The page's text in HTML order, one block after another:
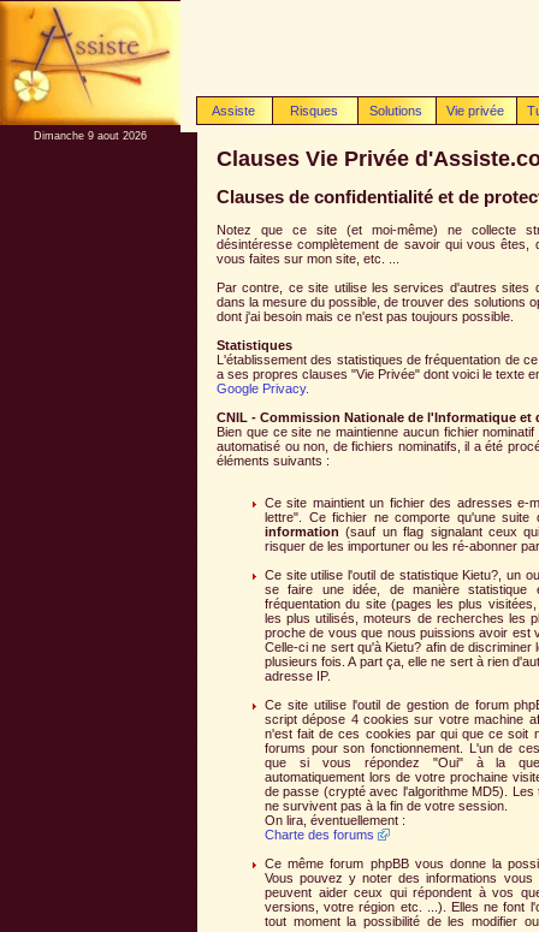
Assiste Risques Solutions Vie privée
Dimanche 9 aout 2026
Clauses Vie Privée
Clauses de confidentialité et de
Notez que ce site (et moi-même) ne collecte
désintéresse complètement de savoir qui vous
vous faites sur mon site, etc. ...
Par contre, ce site utilise les services d'autres sites
dans la mesure du possible, de trouver des solutions
dont j'ai besoin mais ce n'est pas toujours possible.
Statistiques
L'établissement des statistiques de fréquentation de
a ses propres clauses "Vie Privée" dont voici le texte
Google Privacy.
CNIL - Commission Nationale de l'Informatique et
Bien que ce site ne maintienne aucun fichier
automatisé ou non, de fichiers nominatifs, il a été
éléments suivants :
Ce site maintient un fichier des adresses e-
lettre". Ce fichier ne comporte qu'une suite
information (sauf un flag signalant ceux
risquer de les importuner ou les ré-abonner
Ce site utilise l'outil de statistique Kietu?, un
se faire une idée, de manière statistique
fréquentation du site (pages les plus
les plus utilisés, moteurs de recherches les
proche de vous que nous puissions avoir est
Celle-ci ne sert qu'à Kietu? afin de
plusieurs fois. A part ça, elle ne sert à rien
adresse IP.
Ce site utilise l'outil de gestion de forum
script dépose 4 cookies sur votre machine
n'est fait de ces cookies par qui que ce soit
forums pour son fonctionnement. L'un de
que si vous répondez "Oui" à la
automatiquement lors de votre prochaine
de passe (crypté avec l'algorithme MD5).
ne survivent pas à la fin de votre session.
On lira, éventuellement :
Charte des forums
Ce même forum phpBB vous donne la
Vous pouvez y noter des informations
peuvent aider ceux qui répondent à vos
versions, votre région etc. ...). Elles ne font
tout moment la possibilité de les modifier